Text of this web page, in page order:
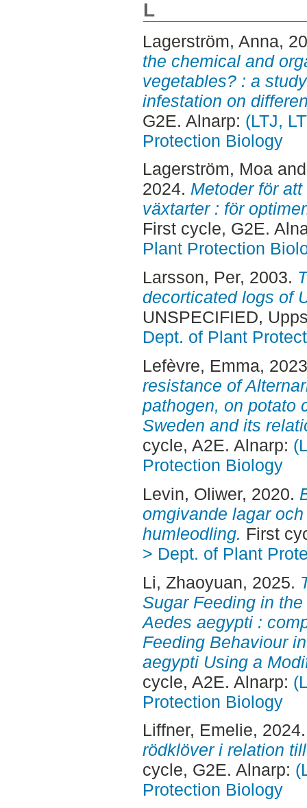
L
Lagerström, Anna,
the chemical and
vegetables? : a
infestation on
G2E. Alnarp: (LTJ,
Protection Biology
Lagerström, Moa
2024. Metoder för
växtarter : för
First cycle, G2E.
Plant Protection
Larsson, Per, 2003.
decorticated logs of
UNSPECIFIED,
Dept. of Plant
Lefèvre, Emma,
resistance of
pathogen, on potato
Sweden and its
cycle, A2E. Alnarp:
Protection Biology
Levin, Oliwer, 2020.
omgivande lagar
humleodling. First
> Dept. of Plant
Li, Zhaoyuan, 2025.
Sugar Feeding in
Aedes aegypti :
Feeding Behaviour
aegypti Using a
cycle, A2E. Alnarp:
Protection Biology
Liffner, Emelie,
rödklöver i relation
cycle, G2E. Alnarp:
Protection Biology